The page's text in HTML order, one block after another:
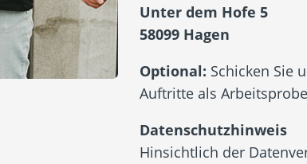
Unter dem Hofe 5
58099 Hagen
Optional: Schicken Sie
Auftritte als
Datenschutzhinweis
Hinsichtlich der